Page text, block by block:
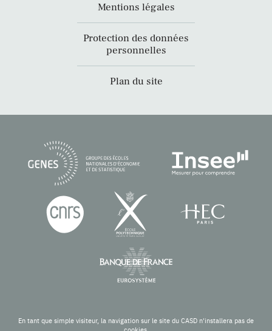
Mentions légales
Protection des données
personnelles
Plan du site
En tant que simple visiteur, la navigation sur le site du CASD n'installera pas de